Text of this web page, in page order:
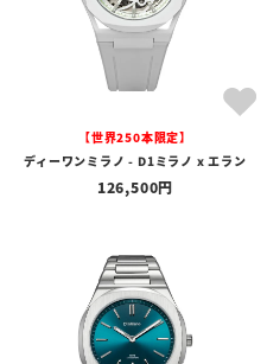
【世界250本限定】
ディーワンミラノ - D1ミラノ x エラン
126,500